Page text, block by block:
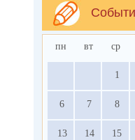
Напоминаем, что
государственной
одному учебному
числа учебных
году (году сдачи
у участников
пн вт ср
1
6 7 8
13 14 15